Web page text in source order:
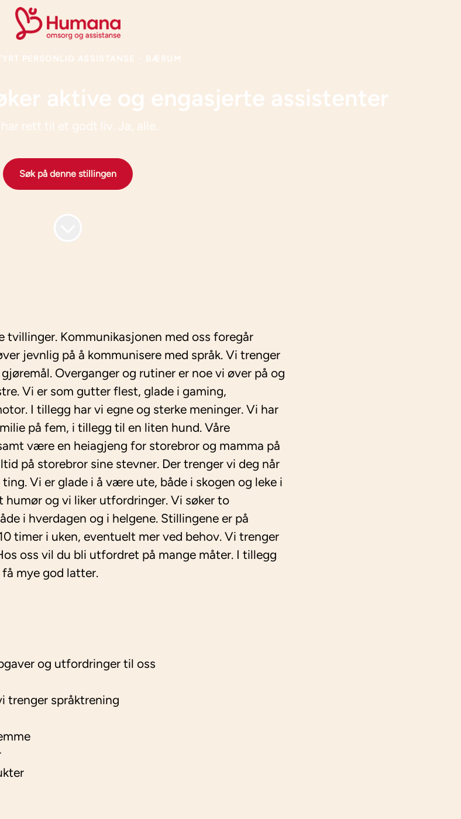
PERSONLIG ASSISTANSE · BÆRUM
aktive og engasjerte assistenter
rett til et godt liv. Ja, alle.
Søk på denne stillingen
Kommunikasjonen med oss foregår
jevnlig på å kommunisere med språk. Vi trenger
Overganger og rutiner er noe vi øver på og
Vi er som gutter flest, glade i gaming,
I tillegg har vi egne og sterke meninger. Vi har
på fem, i tillegg til en liten hund. Våre
være en heiagjeng for storebror og mamma på
på storebror sine stevner. Der trenger vi deg når
Vi er glade i å være ute, både i skogen og leke i
og vi liker utfordringer. Vi søker to
i hverdagen og i helgene. Stillingene er på
timer i uken, eventuelt mer ved behov. Vi trenger
oss vil du bli utfordret på mange måter. I tillegg
mye god latter.
og utfordringer til oss
trenger språktrening